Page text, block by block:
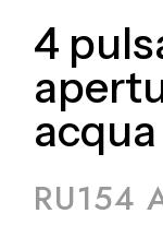
4
acqua
RU154